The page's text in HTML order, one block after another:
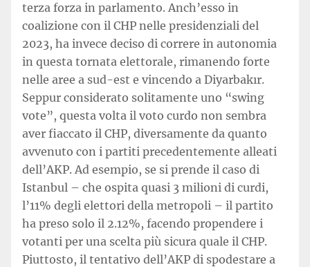
terza forza in parlamento. Anch’esso in
coalizione con il CHP nelle presidenziali del
2023, ha invece deciso di correre in autonomia
in questa tornata elettorale, rimanendo forte
nelle aree a sud-est e vincendo a Diyarbakır.
Seppur considerato solitamente uno “swing
vote”, questa volta il voto curdo non sembra
aver fiaccato il CHP, diversamente da quanto
avvenuto con i partiti precedentemente alleati
dell’AKP. Ad esempio, se si prende il caso di
Istanbul – che ospita quasi 3 milioni di curdi,
l’11% degli elettori della metropoli – il partito
ha preso solo il 2.12%, facendo propendere i
votanti per una scelta più sicura quale il CHP.
Piuttosto, il tentativo dell’AKP di spodestare a